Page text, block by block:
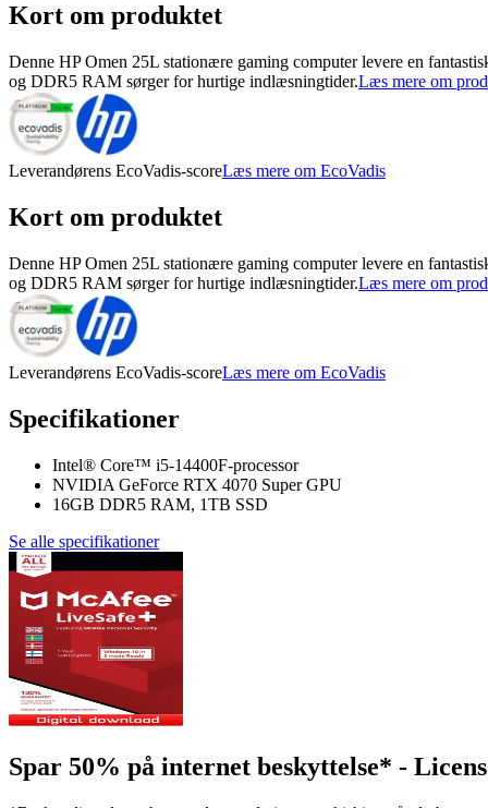
Kort om produktet
Denne HP Omen 25L stationære gaming computer levere en
og DDR5 RAM sørger for hurtige indlæsningtider.Læs mere om
Leverandørens EcoVadis-scoreLæs mere om EcoVadis
Kort om produktet
Denne HP Omen 25L stationære gaming computer levere en
og DDR5 RAM sørger for hurtige indlæsningtider.Læs mere om
Leverandørens EcoVadis-scoreLæs mere om EcoVadis
Specifikationer
Intel® Core™ i5-14400F-processor
NVIDIA GeForce RTX 4070 Super GPU
16GB DDR5 RAM, 1TB SSD
Se alle specifikationer
Spar 50% på internet beskyttelse* -